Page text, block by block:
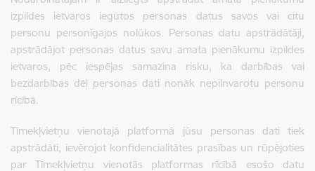
izpildes ietvaros iegūtos personas datus savos vai citu
personu personīgajos nolūkos. Personas datu apstrādātāji,
apstrādājot personas datus savu amata pienākumu izpildes
ietvaros, pēc iespējas samazina risku, ka darbības vai
bezdarbības dēļ personas dati nonāk nepilnvarotu personu
rīcībā.
Tīmekļvietņu vienotajā platformā jūsu personas dati tiek
apstrādāti, ievērojot konfidencialitātes prasības un rūpējoties
par Tīmekļvietņu vienotās platformas rīcībā esošo datu